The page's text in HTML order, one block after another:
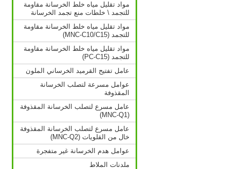
مواد تقليل مياه خلط الخرسانة مقاومة
للتجمد \ خلطات منع تجمد الخرسانة
مواد تقليل مياه خلط الخرسانة مقاومة
للتجمد (MNC-C10/C15)
مواد تقليل مياه خلط الخرسانة مقاومة
للتجمد (PC-C15)
عامل تفتيح القرميد الخرساني الملون
عوامل مسرعة لتصلب الخرسانة
المقذوفة
عامل مسرع لتصلب الخرسانة المقذوفة
(MNC-Q1)
عامل مسرع لتصلب الخرسانة المقذوفة
خال من القلويات (MNC-Q2)
عوامل هدم الخرسانة غير متفجرة
ملدنات الملاط